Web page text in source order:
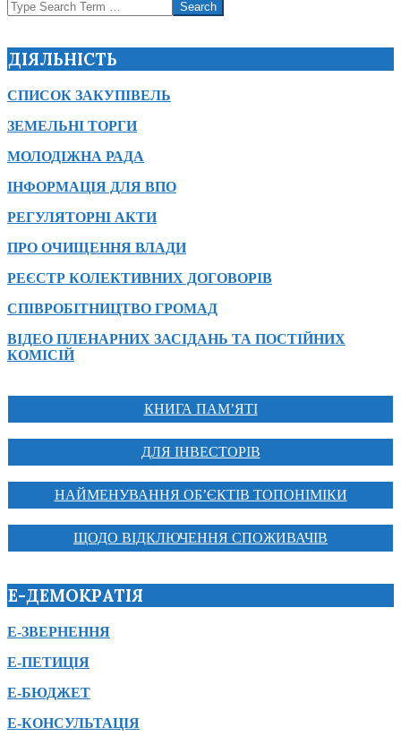
Search
ДІЯЛЬНІСТЬ
СПИСОК ЗАКУПІВЕЛЬ
ЗЕМЕЛЬНІ ТОРГИ
МОЛОДІЖНА РАДА
ІНФОРМАЦІЯ ДЛЯ ВПО
РЕГУЛЯТОРНІ АКТИ
ПРО ОЧИЩЕННЯ ВЛАДИ
РЕЄСТР КОЛЕКТИВНИХ ДОГОВОРІВ
СПІВРОБІТНИЦТВО ГРОМАД
ВІДЕО ПЛЕНАРНИХ ЗАСІДАНЬ ТА ПОСТІЙНИХ
КОМІСІЙ
КНИГА ПАМ’ЯТІ
ДЛЯ ІНВЕСТОРІВ
НАЙМЕНУВАННЯ ОБ’ЄКТІВ ТОПОНІМІКИ
ЩОДО ВІДКЛЮЧЕННЯ СПОЖИВАЧІВ
Е-ДЕМОКРАТІЯ
Е-ЗВЕРНЕННЯ
Е-ПЕТИЦІЯ
Е-БЮДЖЕТ
Е-КОНСУЛЬТАЦІЯ